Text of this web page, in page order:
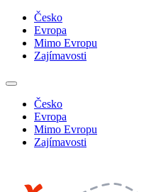
Česko
Evropa
Mimo Evropu
Zajímavosti
Česko
Evropa
Mimo Evropu
Zajímavosti